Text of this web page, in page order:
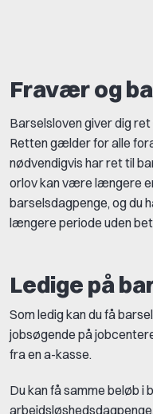
Fravær og
Barselsloven giver dig
Retten gælder for alle
nødvendigvis har ret til
orlov kan være længere
barselsdagpenge, og du
længere periode uden
Ledige på
Som ledig kan du få
jobsøgende på
fra en a-kasse.
Du kan få samme beløb i
arbejdsløshedsdagpenge.